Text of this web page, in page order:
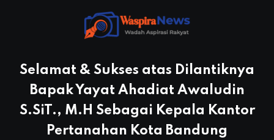
Selamat & Sukses atas Dilantiknya
Bapak Yayat Ahadiat Awaludin
S.SiT., M.H Sebagai Kepala Kantor
Pertanahan Kota Bandung